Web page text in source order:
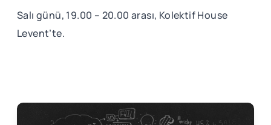
Salı günü, 19.00 – 20.00 arası, Kolektif House
Levent’te.